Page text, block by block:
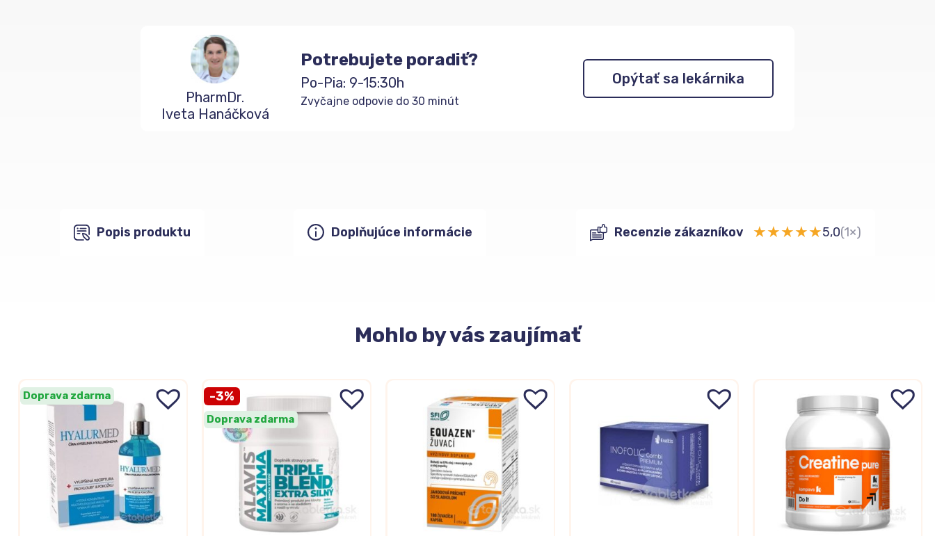
PharmDr.
Iveta Hanáčková
Potrebujete poradiť?
Po-Pia: 9-15:30h
Zvyčajne odpovie do 30 minút
Opýtať sa lekárnika
Popis produktu Doplňujúce informácie Recenzie zákazníkov ★★★★★5,0(1×)
Mohlo by vás zaujímať
Doprava zdarma -3%
Doprava zdarma